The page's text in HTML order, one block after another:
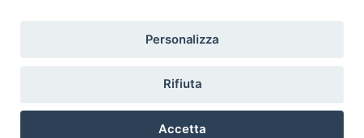
Scrivi a: cnvf@chiesacattolica.it
Personalizza
Rifiuta
Accetta